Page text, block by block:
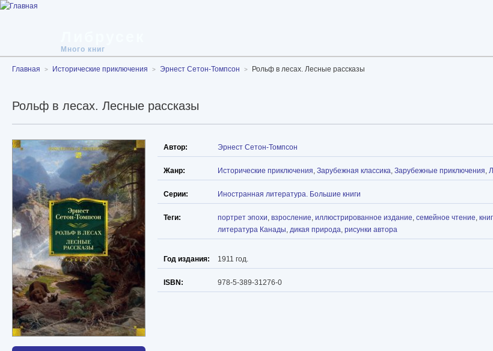
Много книг
Главная Исторические приключения Эрнест Сетон-Томпсон Рольф в лесах. Лесные рассказы
Рольф в лесах. Лесные рассказы
Автор: Эрнест Сетон-Томпсон
Жанр: Исторические приключения, Зарубежная классика, Зарубежные приключения,
Серии: Иностранная литература. Большие книги
Теги: портрет эпохи, взросление, иллюстрированное издание, семейное чтение,
литература Канады, дикая природа, рисунки автора
Год издания: 1911 год.
ISBN: 978-5-389-31276-0